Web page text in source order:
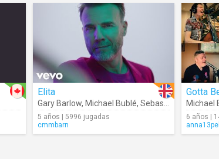
Elita
Gary Barlow, Michael Bublé, Sebastián Yatra
5 años | 5996 jugadas
cmmbarn
Michael
6 años |